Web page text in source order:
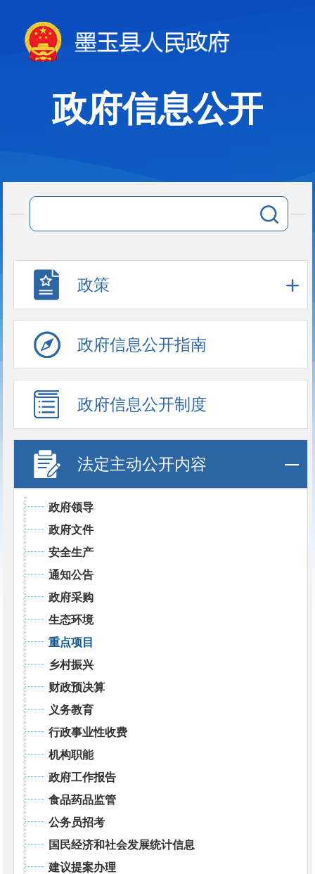
政府信息公开
政策
政府信息公开指南
政府信息公开制度
法定主动公开内容
政府领导
政府文件
安全生产
通知公告
政府采购
生态环境
重点项目
乡村振兴
财政预决算
义务教育
行政事业性收费
机构职能
政府工作报告
食品药品监管
公务员招考
国民经济和社会发展统计信息
建议提案办理